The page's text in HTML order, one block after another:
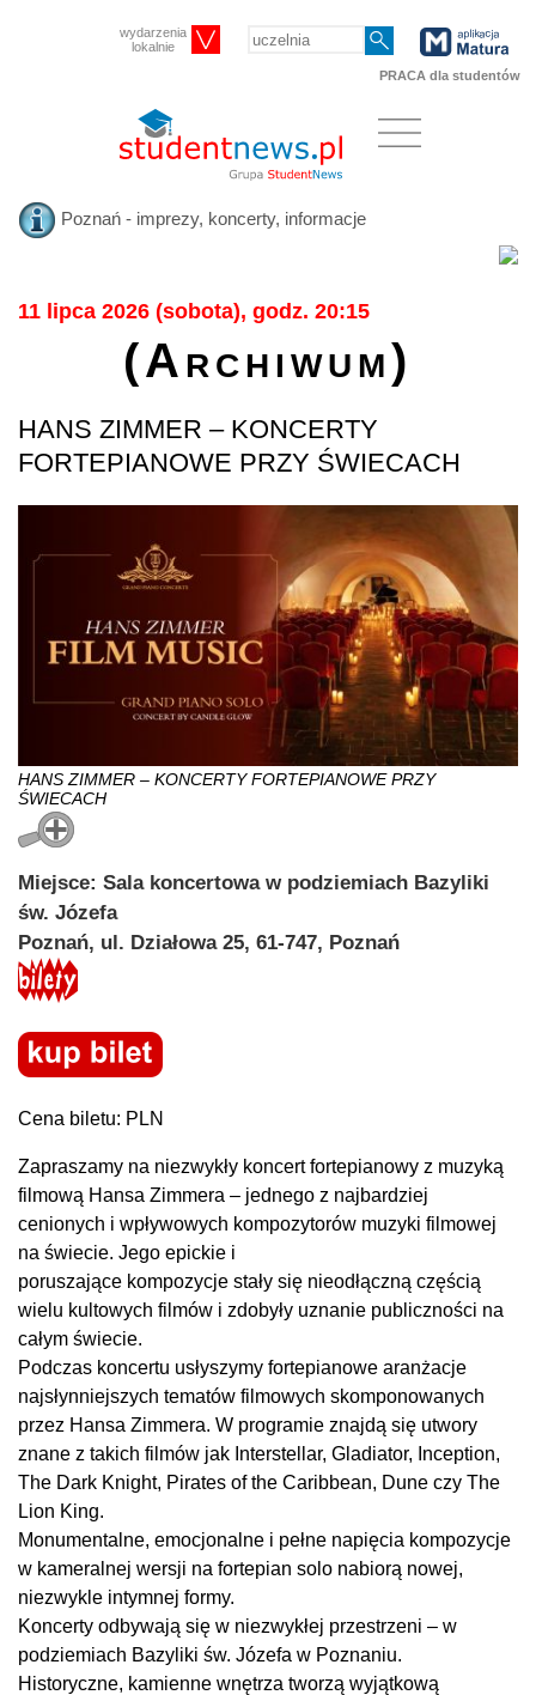
wydarzenia
lokalnie
PRACA dla studentów
Poznań - imprezy, koncerty, informacje
11 lipca 2026 (sobota), godz. 20:15
(Archiwum)
HANS ZIMMER – KONCERTY
FORTEPIANOWE PRZY ŚWIECACH
HANS ZIMMER – KONCERTY FORTEPIANOWE PRZY
ŚWIECACH
Miejsce: Sala koncertowa w podziemiach Bazyliki
św. Józefa
Poznań, ul. Działowa 25, 61-747, Poznań
Cena biletu: PLN
Zapraszamy na niezwykły koncert fortepianowy z muzyką
filmową Hansa Zimmera – jednego z najbardziej
cenionych i wpływowych kompozytorów muzyki filmowej
na świecie. Jego epickie i
poruszające kompozycje stały się nieodłączną częścią
wielu kultowych filmów i zdobyły uznanie publiczności na
całym świecie.
Podczas koncertu usłyszymy fortepianowe aranżacje
najsłynniejszych tematów filmowych skomponowanych
przez Hansa Zimmera. W programie znajdą się utwory
znane z takich filmów jak Interstellar, Gladiator, Inception,
The Dark Knight, Pirates of the Caribbean, Dune czy The
Lion King.
Monumentalne, emocjonalne i pełne napięcia kompozycje
w kameralnej wersji na fortepian solo nabiorą nowej,
niezwykle intymnej formy.
Koncerty odbywają się w niezwykłej przestrzeni – w
podziemiach Bazyliki św. Józefa w Poznaniu.
Historyczne, kamienne wnętrza tworzą wyjątkową